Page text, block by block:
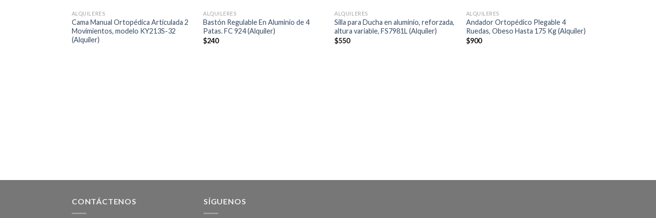
ALQUILERES
Cama Manual Ortopédica Articulada 2
Movimientos, modelo KY213S-32
(Alquiler)
ALQUILERES
Bastón Regulable En Aluminio de 4
Patas. FC 924 (Alquiler)
$240
ALQUILERES
Silla para Ducha en aluminio, reforzada,
altura variable, FS7981L (Alquiler)
$550
ALQUILERES
Andador Ortopédico Plegable 4
Ruedas, Obeso Hasta 175 Kg (Alquiler)
$900
CONTÁCTENOS SÍGUENOS